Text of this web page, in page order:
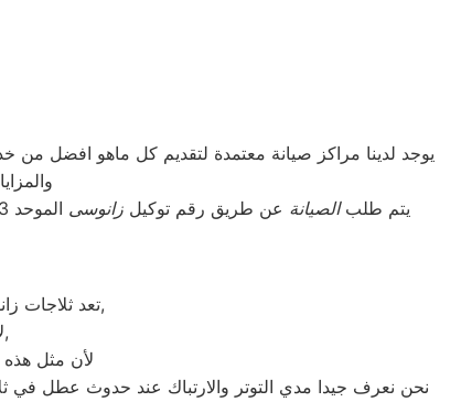
يوجد لدينا مراكز صيانة معتمدة لتقديم كل ماهو افضل
يتم طلبالصيانة عن طريق رقم توكيل زانوسى الموحد 01283377353 أو صيانة زانوسى منوف الموقع الالكترونى او الارقام المبينة بالموقع . يتم خلال دقائق تسجيل الطلب ويتابع مندوب خاص
تعد ثلاجات زانوسى هي أهم الأجهزة الكهربائية التي توفرها الشركة و أكثرها مبيعاً بين بقية المنتجات الأخرى,
لأنها قوية جداً في عمليات التبريد و تتضمن بعض التقنيات المتميزة كتقنية الانفلتر,
لأن مثل هذه
نحن نعرف جيدا مدي التوتر والارتباك عند حدوث عطل في